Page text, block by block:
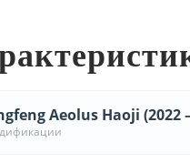
Aeolus Haoji (2022